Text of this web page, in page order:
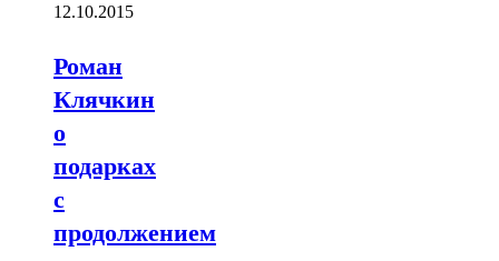
12.10.2015
Роман
Клячкин
о
подарках
с
продолжением